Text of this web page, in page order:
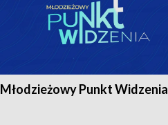
Młodzieżowy Punkt Widzenia